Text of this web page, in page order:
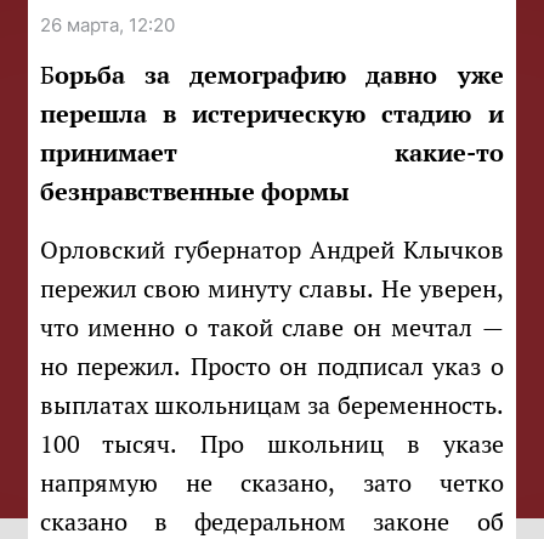
26 марта, 12:20
Борьба за демографию давно уже
перешла в истерическую стадию и
принимает какие-то
безнравственные формы
Орловский губернатор Андрей Клычков
пережил свою минуту славы. Не уверен,
что именно о такой славе он мечтал —
но пережил. Просто он подписал указ о
выплатах школьницам за беременность.
100 тысяч. Про школьниц в указе
напрямую не сказано, зато четко
сказано в федеральном законе об